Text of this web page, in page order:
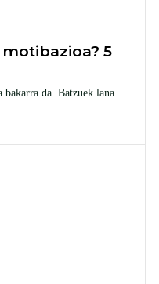
5
bakarra da. Batzuek lana